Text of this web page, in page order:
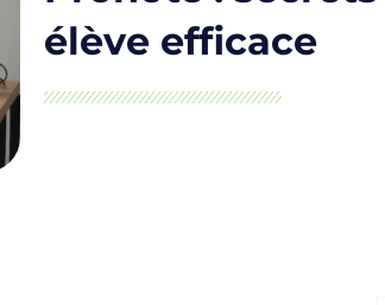
élève efficace